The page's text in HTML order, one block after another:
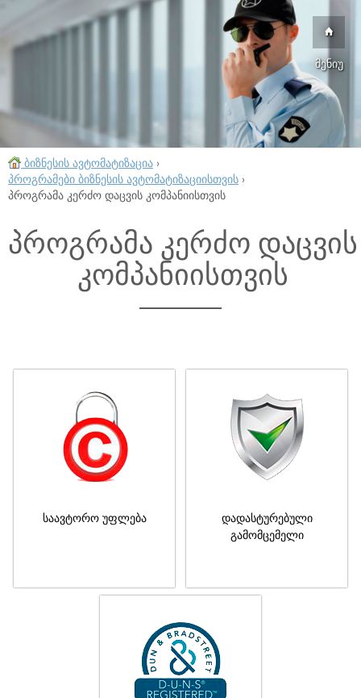
მენიუ
ბიზნესის ავტომატიზაცია ›
პროგრამები ბიზნესის ავტომატიზაციისთვის ›
პროგრამა კერძო დაცვის კომპანიისთვის
პროგრამა კერძო დაცვის
კომპანიისთვის
საავტორო უფლება
დადასტურებული
გამომცემელი